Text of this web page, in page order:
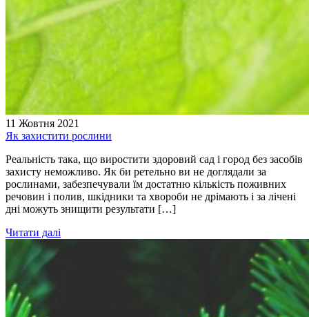
11 Жовтня 2021
Як захистити рослини
Реальність така, що виростити здоровий сад і город без засобів
захисту неможливо. Як би ретельно ви не доглядали за
рослинами, забезпечували їм достатню кількість поживних
речовин і полив, шкідники та хвороби не дрімають і за лічені
дні можуть знищити результати […]
Читати далі